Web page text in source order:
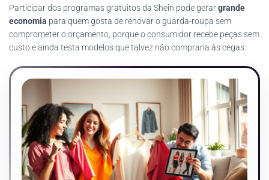
Participar dos programas gratuitos da Shein pode gerargrande
economia para quem gosta de renovar o guarda-roupa sem
comprometer o orçamento, porque o consumidor recebe peças sem
custo e ainda testa modelos que talvez não compraria às cegas.